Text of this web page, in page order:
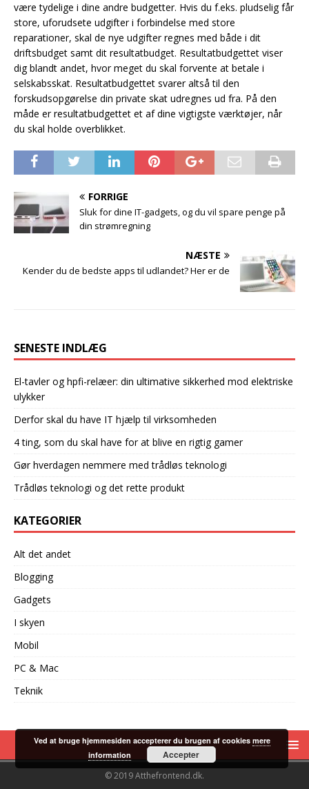
være tydelige i dine andre budgetter. Hvis du f.eks. pludselig får
store, uforudsete udgifter i forbindelse med store
reparationer, skal de nye udgifter regnes med både i dit
driftsbudget samt dit resultatbudget. Resultatbudgettet viser
dig blandt andet, hvor meget du skal forvente at betale i
selskabsskat. Resultatbudgettet svarer altså til den
forskudsopgørelse din private skat udregnes ud fra. På den
måde er resultatbudgettet et af dine vigtigste værktøjer, når
du skal holde overblikket.
FORRIGE
Sluk for dine IT-gadgets, og du vil spare penge på
din strømregning
NÆSTE
Kender du de bedste apps til udlandet? Her er de
SENESTE INDLÆG
El-tavler og hpfi-relæer: din ultimative sikkerhed mod elektriske
ulykker
Derfor skal du have IT hjælp til virksomheden
4 ting, som du skal have for at blive en rigtig gamer
Gør hverdagen nemmere med trådløs teknologi
Trådløs teknologi og det rette produkt
KATEGORIER
Alt det andet
Blogging
Gadgets
I skyen
Mobil
PC & Mac
Teknik
© 2019 Atthefrontend.dk.
Ved at bruge hjemmesiden accepterer du brugen af cookies mere
information
Accepter